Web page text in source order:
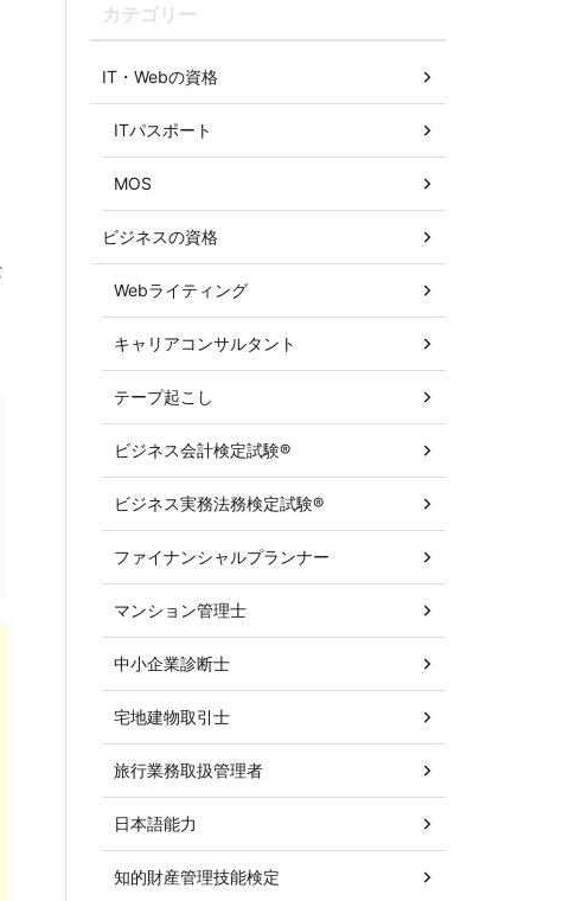
カテゴリー
IT・Webの資格
ITパスポート
MOS
ビジネスの資格
Webライティング
キャリアコンサルタント
テープ起こし
ビジネス会計検定試験®
ビジネス実務法務検定試験®
ファイナンシャルプランナー
マンション管理士
中小企業診断士
宅地建物取引士
旅行業務取扱管理者
日本語能力
知的財産管理技能検定